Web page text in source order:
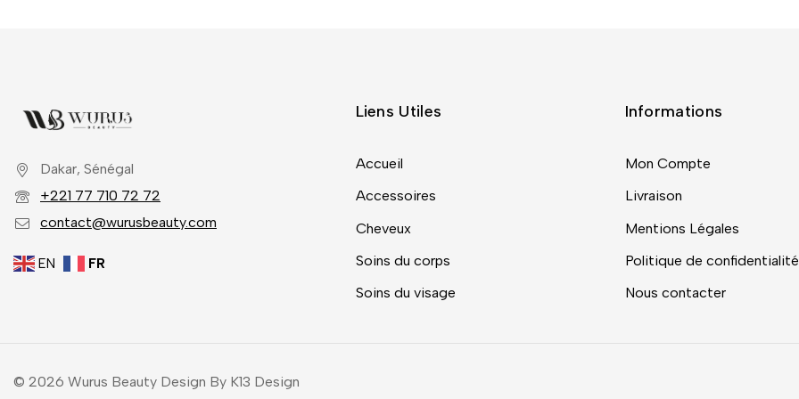
Dakar, Sénégal
+221 77 710 72 72
contact@wurusbeauty.com
EN FR
Liens Utiles
Accueil
Accessoires
Cheveux
Soins du corps
Soins du visage
Informations
Mon Compte
Livraison
Mentions Légales
Politique de confidentialité
Nous contacter
© 2026 Wurus Beauty Design By K13 Design